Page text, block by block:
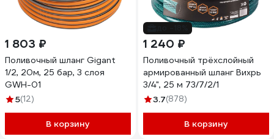
1 803 ₽
Поливочный шланг Gigant
1/2, 20м, 25 бар, 3 слоя
GWH-01
5(12)
В корзину
1 240 ₽
Поливочный трёхслойный
армированный шланг Вихрь
3/4", 25 м 73/7/2/1
3.7(878)
В корзину